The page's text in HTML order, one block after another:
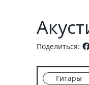
Поделиться:
Гитары